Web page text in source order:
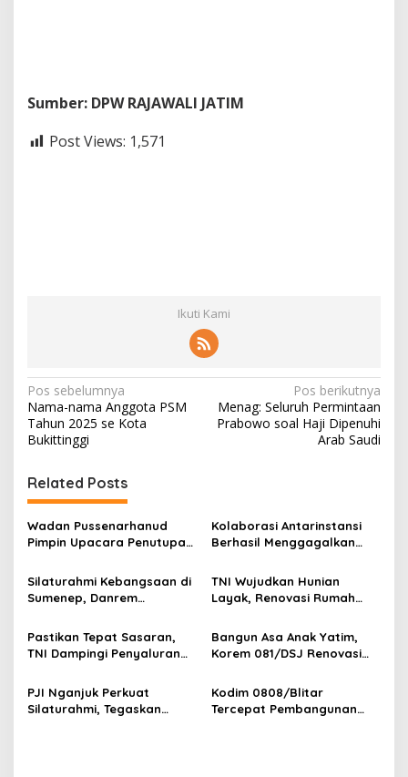
Sumber: DPW RAJAWALI JATIM
Post Views: 1,571
Ikuti Kami
N
a
v
i
g
a
s
i
p
s
Pos sebelumnya
Nama-nama Anggota PSM
Tahun 2025 se Kota
Bukittinggi
Pos berikutnya
Menag: Seluruh Permintaan
Prabowo soal Haji Dipenuhi
Arab Saudi
Related Posts
Wadan Pussenarhanud
Pimpin Upacara Penutupan
KDKMP Tahun 2026 di
Pusdikarhanud
Kolaborasi Antarinstansi
Berhasil Menggagalkan
3,4 Ton Merkuri Cair
Silaturahmi Kebangsaan di
Sumenep, Danrem
Semua Elemen Bersatu
Bangun Madura
TNI Wujudkan Hunian
Layak, Renovasi Rumah
Pastikan Tepat Sasaran,
TNI Dampingi Penyaluran
Bangun Asa Anak Yatim,
Korem 081/DSJ Renovasi
PJI Nganjuk Perkuat
Silaturahmi, Tegaskan
Kodim 0808/Blitar
Tercepat Pembangunan